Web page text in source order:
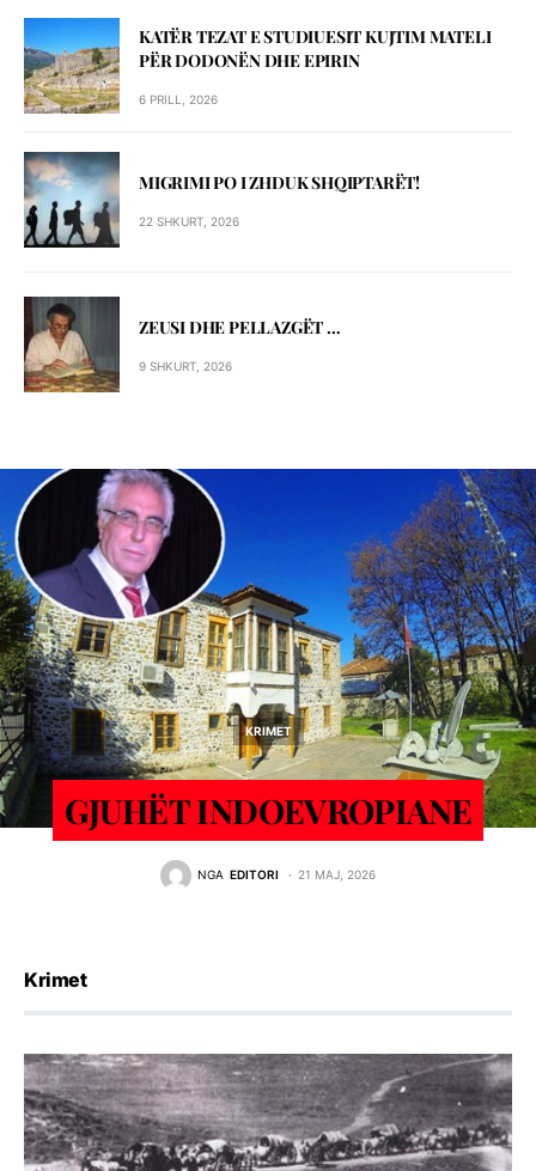
KATЁR TEZAT E STUDIUESIT KUJTIM MATELI
PЁR DODONЁN DHE EPIRIN
6 PRILL, 2026
MIGRIMI PO I ZHDUK SHQIPTARЁT!
22 SHKURT, 2026
ZEUSI DHE PELLAZGЁT …
9 SHKURT, 2026
KRIMET
GJUHËT INDOEVROPIANE
NGA EDITORI 21 MAJ, 2026
Krimet